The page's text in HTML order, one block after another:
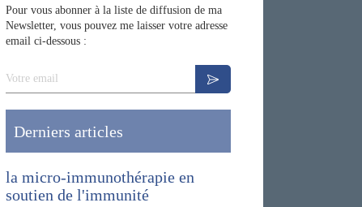
Pour vous abonner à la liste de diffusion de ma
Newsletter, vous pouvez me laisser votre adresse
email ci-dessous :
Votre email
Derniers articles
la micro-immunothérapie en
soutien de l'immunité